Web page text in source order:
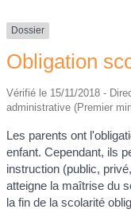
Dossier
Obligation
Vérifié le 15/11/2018 -
administrative (Premier
Les parents ont
enfant. Cependant, ils
instruction (public,
atteigne la maîtrise du
la fin de la scolarité